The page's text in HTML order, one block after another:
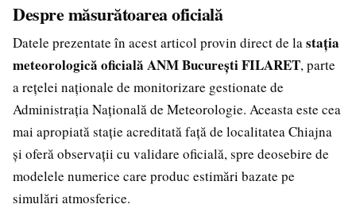
Despre măsurătoarea oficială
Datele prezentate în acest articol provin direct de lastația
meteorologică oficială ANM București FILARET, parte
a rețelei naționale de monitorizare gestionate de
Administrația Națională de Meteorologie. Aceasta este cea
mai apropiată stație acreditată față de localitatea Chiajna
și oferă observații cu validare oficială, spre deosebire de
modelele numerice care produc estimări bazate pe
simulări atmosferice.